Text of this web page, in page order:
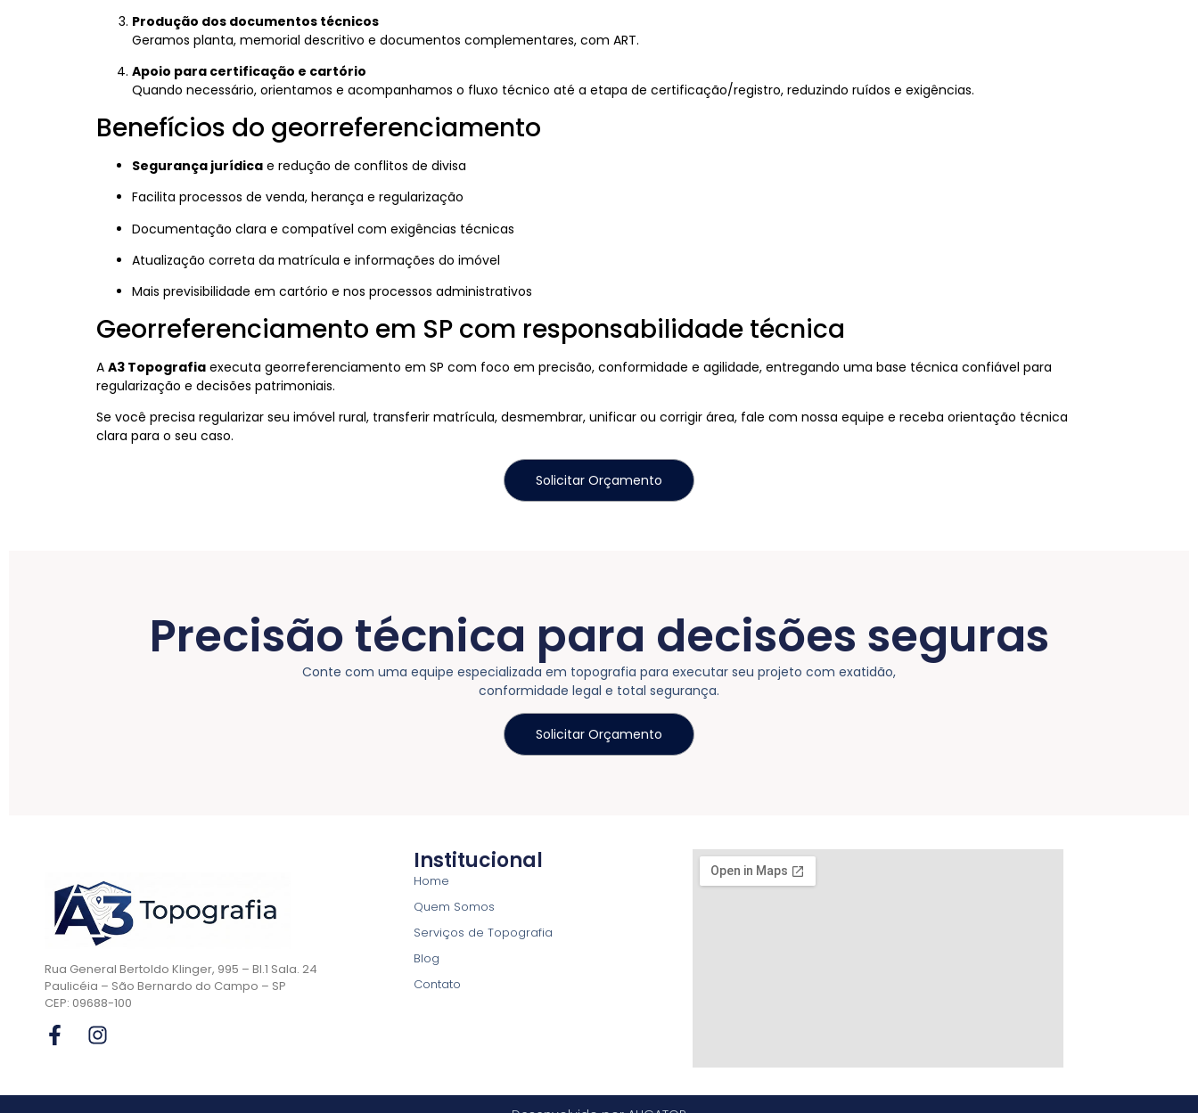
Produção dos documentos técnicos
Geramos planta, memorial descritivo e documentos complementares, com ART.
Apoio para certificação e cartório
Quando necessário, orientamos e acompanhamos o fluxo técnico até a etapa de certificação/registro, reduzindo ruídos e exigências.
Benefícios do georreferenciamento
Segurança jurídicae redução de conflitos de divisa
Facilita processos de venda, herança e regularização
Documentação clara e compatível com exigências técnicas
Atualização correta da matrícula e informações do imóvel
Mais previsibilidade em cartório e nos processos administrativos
Georreferenciamento em SP com responsabilidade técnica
A A3 Topografiaexecuta georreferenciamento em SP com foco em precisão, conformidade e agilidade, entregando uma base técnica confiável para
regularização e decisões patrimoniais.
Se você precisa regularizar seu imóvel rural, transferir matrícula, desmembrar, unificar ou corrigir área, fale com nossa equipe e receba orientação técnica
clara para o seu caso.
Solicitar Orçamento
Precisão técnica para decisões seguras
Conte com uma equipe especializada em topografia para executar seu projeto com exatidão,
conformidade legal e total segurança.
Solicitar Orçamento
Rua General Bertoldo Klinger, 995 – Bl.1 Sala. 24
Paulicéia – São Bernardo do Campo – SP
CEP: 09688-100
Institucional
Home
Quem Somos
Serviços de Topografia
Blog
Contato